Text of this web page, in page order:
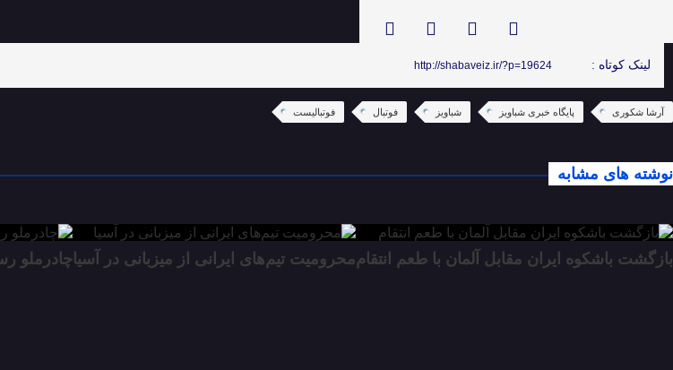
لینک کوتاه : http://shabaveiz.ir/?p=19624
آرشا شکوری پایگاه خبری شباویز شباویز فوتبال فوتبالیست
نوشته های مشابه
بازگشت باشکوه ایران مقابل آلمان با طعم انتقاممحرومیت تیم‌های ایرانی از میزبانی در آسیاچادرملو